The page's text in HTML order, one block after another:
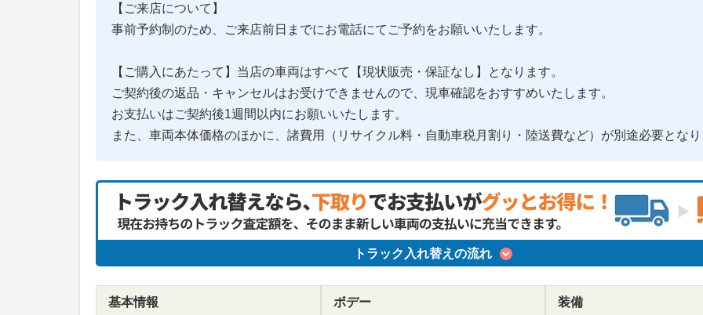
【ご来店について】
事前予約制のため、ご来店前日までにお電話にてご予約をお願いいたします。
【ご購入にあたって】当店の車両はすべて【現状販売・保証なし】となります。
ご契約後の返品・キャンセルはお受けできませんので、現車確認をおすすめいたします。
お支払いはご契約後1週間以内にお願いいたします。
また、車両本体価格のほかに、諸費用（リサイクル料・自動車税月割り・陸送費など）が別途必要となり
トラック入れ替えの流れ
基本情報 ボデー 装備